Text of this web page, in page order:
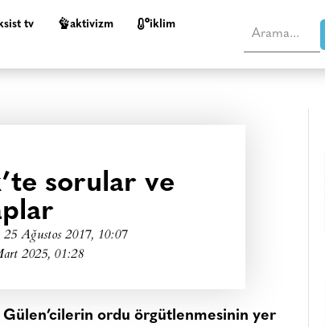
tv aktivizm i̇klim
sorular ve
25 Ağustos 2017, 10:07
2025, 01:28
Gülen’cilerin ordu örgütlenmesinin yer